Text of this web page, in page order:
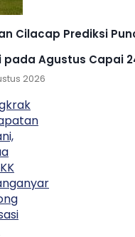
Cilacap Prediksi
pada Agustus Capai
2026